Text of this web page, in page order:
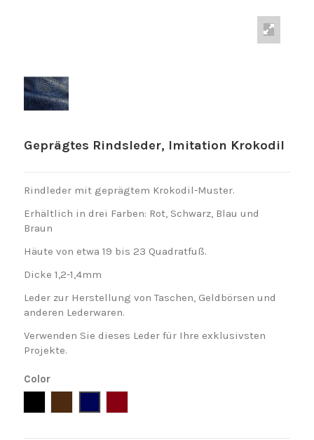
Geprägtes Rindsleder, Imitation Krokodil
Rindleder mit geprägtem Krokodil-Muster.
Erhältlich in drei Farben: Rot, Schwarz, Blau und
Braun
Häute von etwa 19 bis 23 Quadratfuß.
Dicke 1,2-1,4mm
Leder zur Herstellung von Taschen, Geldbörsen und
anderen Lederwaren.
Verwenden Sie dieses Leder für Ihre exklusivsten
Projekte.
Color